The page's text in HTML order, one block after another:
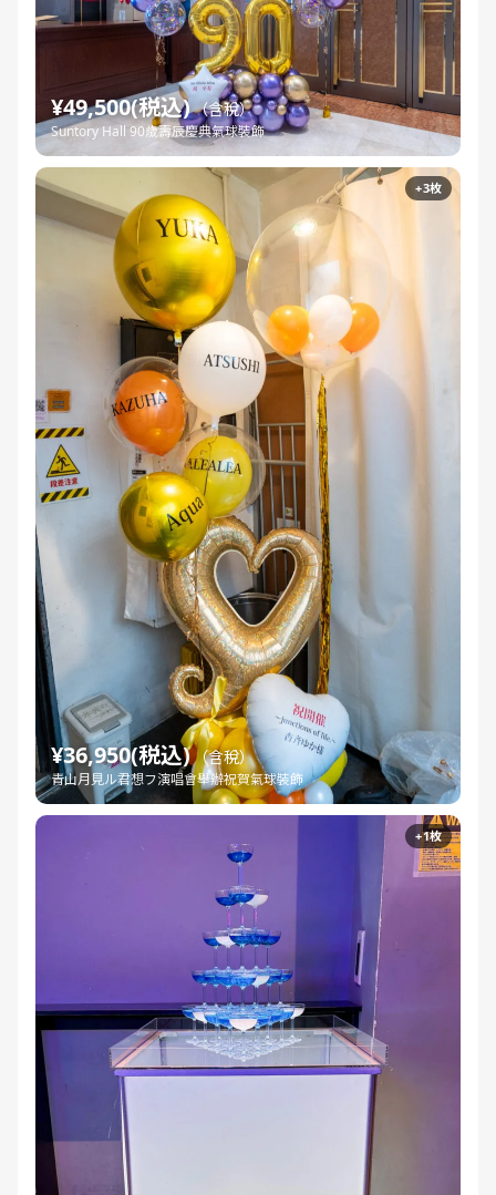
¥49,500(税込)（含稅）
Suntory Hall 90歲壽辰慶典氣球裝飾
+3枚
¥36,950(税込)（含稅）
青山月見ル君想フ演唱會舉辦祝賀氣球裝飾
+1枚